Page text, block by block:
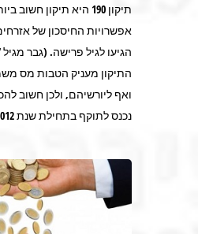
תיקון 190 היא תיקון
אפשרויות החיסכון של
התיקון מעניק הטבות מס
נכנס לתוקף בתחילת שנת 2012